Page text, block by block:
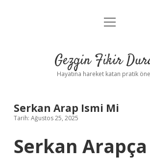
Anasayfa
Yasal Uyarı
menüyü
Gezgin Fikir
Hayatına hareket katan pratik
Serkan Arap Ismi Mi
Tarih: Ağustos 25, 2025
Serkan Arapça